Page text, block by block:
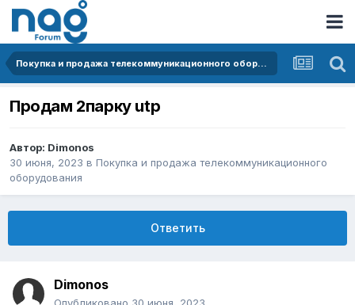
Покупка и продажа телекоммуникационного оборудования
Продам 2парку utp
Автор: Dimonos
30 июня, 2023 в Покупка и продажа телекоммуникационного
оборудования
Ответить
Dimonos